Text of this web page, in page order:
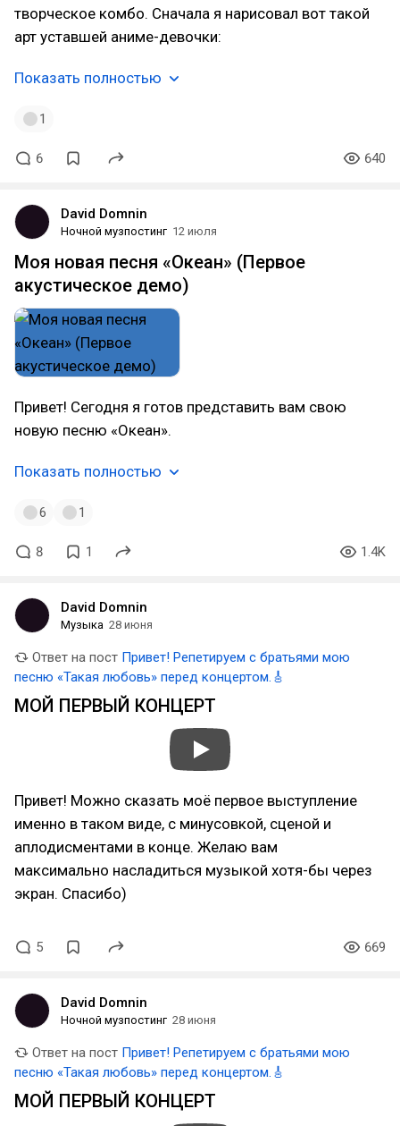
творческое комбо. Сначала я нарисовал вот такой
арт уставшей аниме-девочки:
Показать полностью
1
6 640
David Domnin
Ночной музпостинг 12 июля
Моя новая песня «Океан» (Первое
акустическое демо)
Привет! Сегодня я готов представить вам свою
новую песню «Океан».
Показать полностью
6 1
8 1 1.4K
David Domnin
Музыка 28 июня
Ответ на пост Привет! Репетируем с братьями мою
песню «Такая любовь» перед концертом.🎸
МОЙ ПЕРВЫЙ КОНЦЕРТ
Привет! Можно сказать моё первое выступление
именно в таком виде, с минусовкой, сценой и
аплодисментами в конце. Желаю вам
максимально насладиться музыкой хотя-бы через
экран. Спасибо)
5 669
David Domnin
Ночной музпостинг 28 июня
Ответ на пост Привет! Репетируем с братьями мою
песню «Такая любовь» перед концертом.🎸
МОЙ ПЕРВЫЙ КОНЦЕРТ